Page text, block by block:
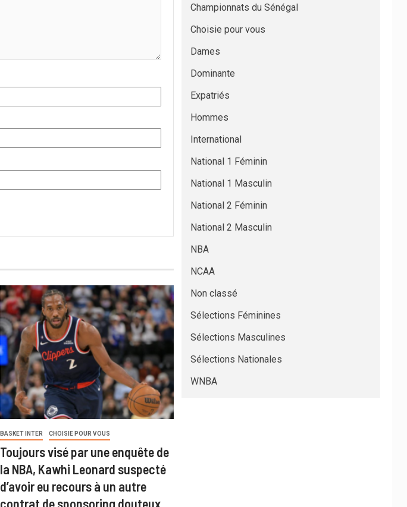
BASKET INTER CHOISIE POUR VOUS
Toujours visé par une enquête de
la NBA, Kawhi Leonard suspecté
d’avoir eu recours à un autre
contrat de sponsoring douteux
Championnats du Sénégal
Choisie pour vous
Dames
Dominante
Expatriés
Hommes
International
National 1 Féminin
National 1 Masculin
National 2 Féminin
National 2 Masculin
NBA
NCAA
Non classé
Sélections Féminines
Sélections Masculines
Sélections Nationales
WNBA